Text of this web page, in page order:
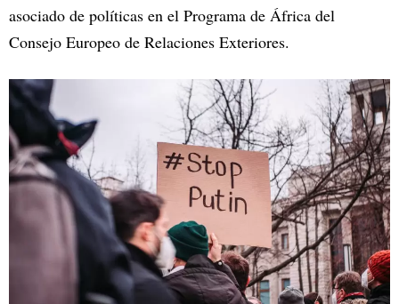
asociado de políticas en el Programa de África del
Consejo Europeo de Relaciones Exteriores.